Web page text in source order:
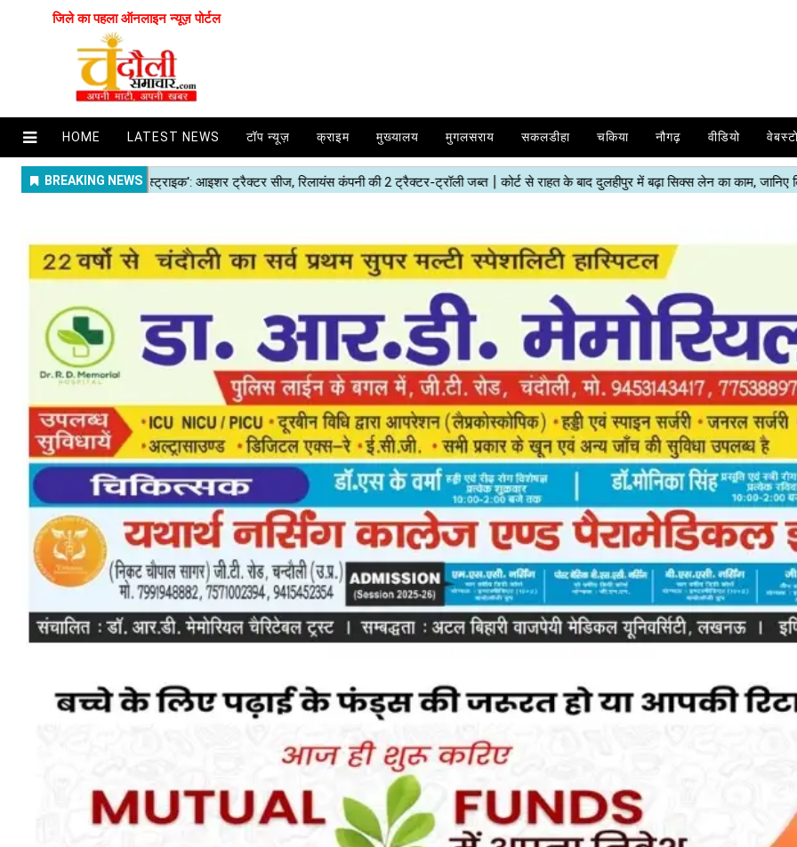
जिले का पहला ऑनलाइन न्यूज़ पोर्टल
HOME LATEST NEWS टॉप न्यूज़ क्राइम मुख्यालय मुगलसराय सकलडीहा चकिया नौगढ़ वीडियो